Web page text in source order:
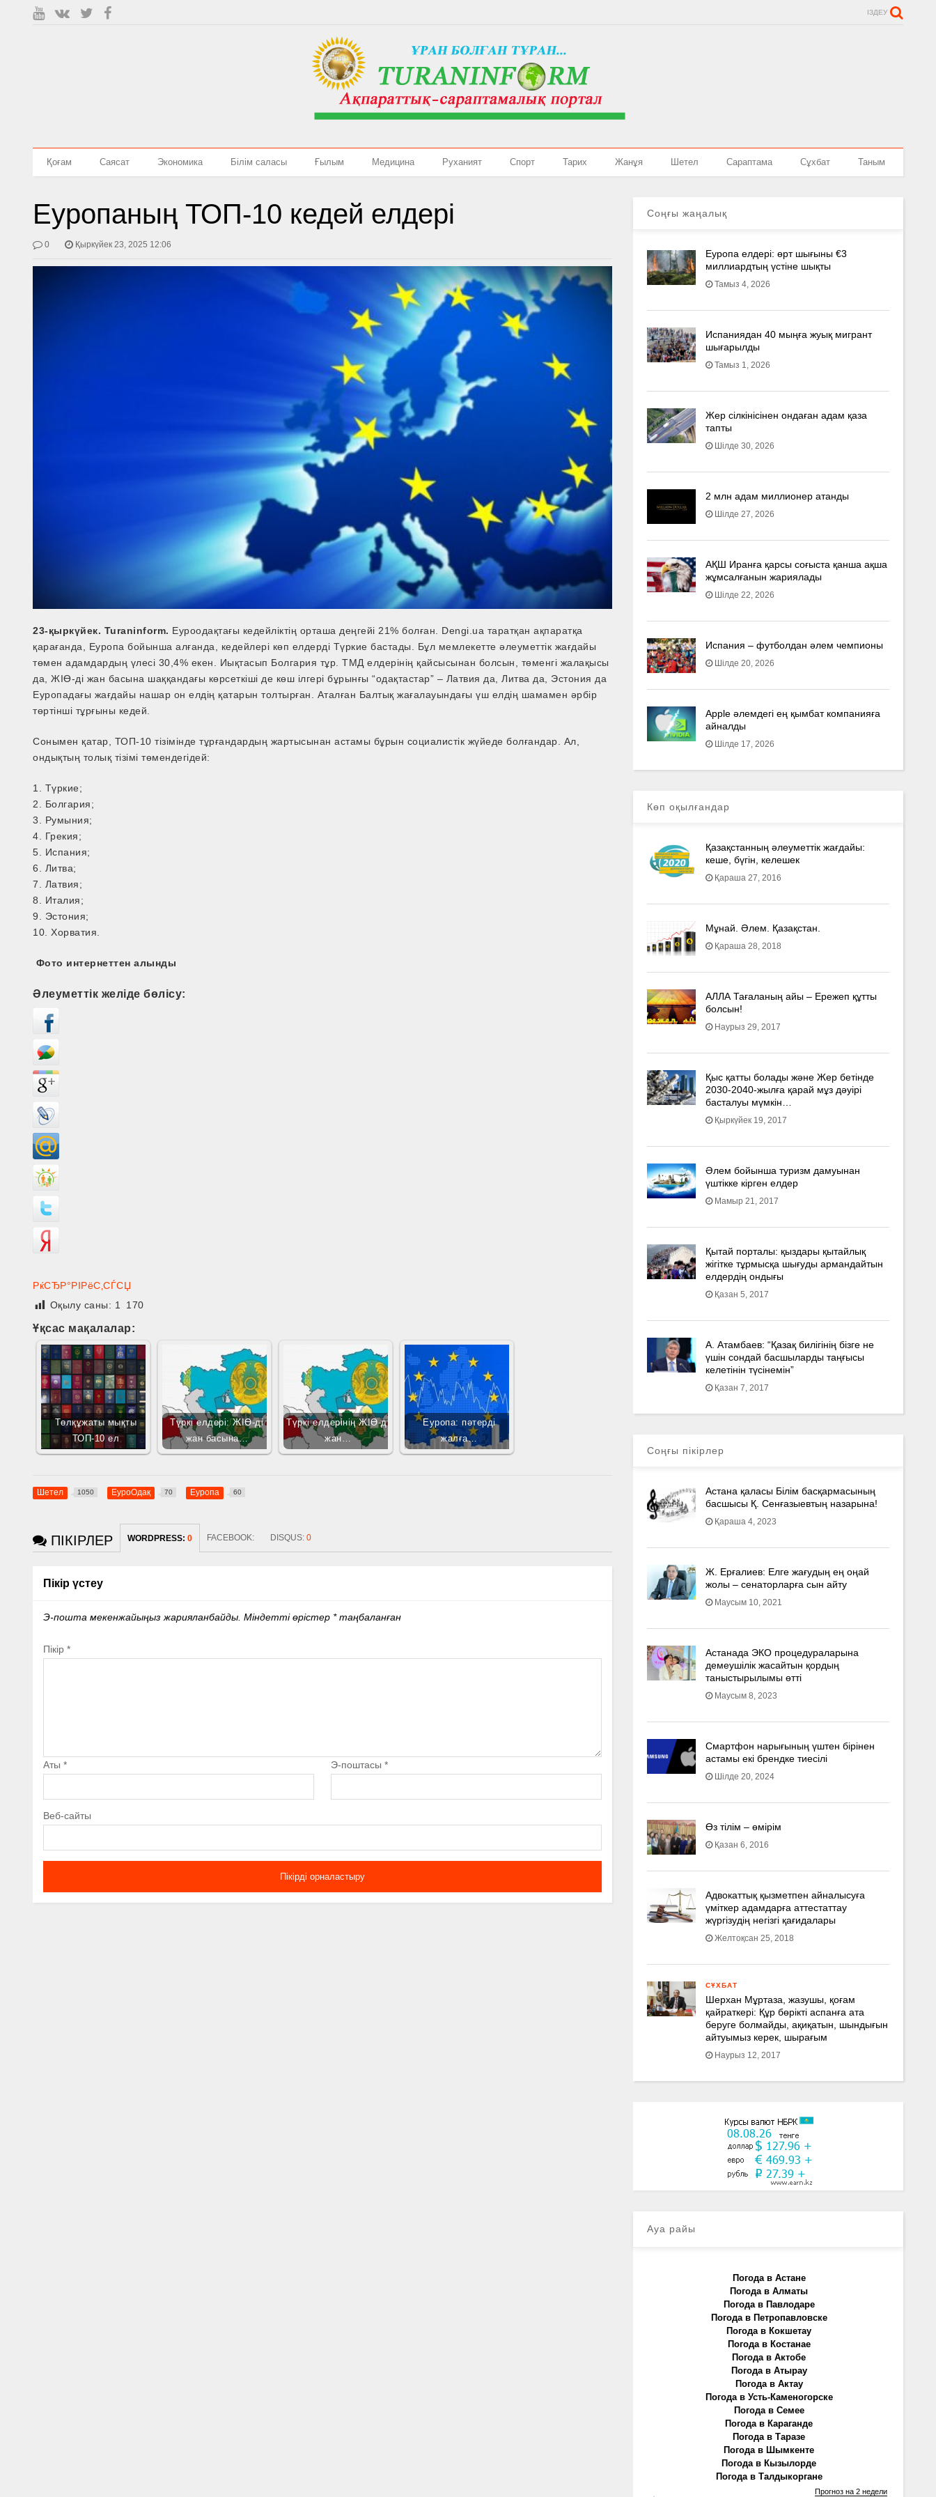
ІЗДЕУ
Қоғам Саясат Экономика Білім саласы Ғылым Медицина Руханият Спорт Тарих Жанұя Шетел Сараптама Сұхбат Таным
Еуропаның ТОП-10 кедей елдері
0 Қыркүйек 23, 2025 12:06
23-қыркүйек. Turaninform. Еуроодақтағы кедейліктің орташа деңгейі 21% болған. Dengi.ua таратқан ақпаратқа
қарағанда, Еуропа бойынша алғанда, кедейлері көп елдерді Түркие бастады. Бұл мемлекетте әлеуметтік жағдайы
төмен адамдардың үлесі 30,4% екен. Иықтасып Болгария тұр. ТМД елдерінің қайсысынан болсын, төменгі жалақысы
да, ЖІӨ-ді жан басына шаққандағы көрсеткіші де көш ілгері бұрынғы “одақтастар” – Латвия да, Литва да, Эстония да
Еуропадағы жағдайы нашар он елдің қатарын толтырған. Аталған Балтық жағалауындағы үш елдің шамамен әрбір
төртінші тұрғыны кедей.
Сонымен қатар, ТОП-10 тізімінде тұрғандардың жартысынан астамы бұрын социалистік жүйеде болғандар. Ал,
ондықтың толық тізімі төмендегідей:
1. Түркие;
2. Болгария;
3. Румыния;
4. Грекия;
5. Испания;
6. Литва;
7. Латвия;
8. Италия;
9. Эстония;
10. Хорватия.
Фото интернеттен алынды
Әлеуметтік желіде бөлісу:
РќСЂР°РІРёС‚СЃСЏ
Оқылу саны: 1 170
Ұқсас мақалалар:
Төлқұжаты мықты
ТОП-10 ел
Түркі елдері: ЖІӨ-ді
жан басына…
Түркі елдерінің ЖІӨ-ді
жан…
Еуропа: пәтерді
жалға…
Шетел 1050 ЕуроОдақ 70 Еуропа 60
ПІКІРЛЕР WORDPRESS:0 FACEBOOK: DISQUS:0
Пікір үстеу
Э-пошта мекенжайыңыз жарияланбайды.Міндетті өрістер *таңбаланған
Пікір*
Аты* Э-поштасы*
Веб-сайты
Соңғы жаңалық
Еуропа елдері: өрт шығыны €3
миллиардтың үстіне шықты
Тамыз 4, 2026
Испаниядан 40 мыңға жуық мигрант
шығарылды
Тамыз 1, 2026
Жер сілкінісінен ондаған адам қаза
тапты
Шілде 30, 2026
2 млн адам миллионер атанды
Шілде 27, 2026
АҚШ Иранға қарсы соғыста қанша ақша
жұмсалғанын жариялады
Шілде 22, 2026
Испания – футболдан әлем чемпионы
Шілде 20, 2026
Apple әлемдегі ең қымбат компанияға
айналды
Шілде 17, 2026
Көп оқылғандар
Қазақстанның әлеуметтік жағдайы:
кеше, бүгін, келешек
Қараша 27, 2016
Мұнай. Әлем. Қазақстан.
Қараша 28, 2018
АЛЛА Тағаланың айы – Ережеп құтты
болсын!
Наурыз 29, 2017
Қыс қатты болады және Жер бетінде
2030-2040­-жылға қарай мұз дәуірі
басталуы мүмкін…
Қыркүйек 19, 2017
Әлем бойынша туризм дамуынан
үштікке кірген елдер
Мамыр 21, 2017
Қытай порталы: қыздары қытайлық
жігітке тұрмысқа шығуды армандайтын
елдердің ондығы
Қазан 5, 2017
А. Атамбаев: “Қазақ билігінің бізге не
үшін сондай басшыларды таңғысы
келетінін түсінемін”
Қазан 7, 2017
Соңғы пікірлер
Астана қаласы Білім басқармасының
басшысы Қ. Сенғазыевтың назарына!
Қараша 4, 2023
Ж. Ерғалиев: Елге жағудың ең оңай
жолы – сенаторларға сын айту
Маусым 10, 2021
Астанада ЭКО процедураларына
демеушілік жасайтын қордың
таныстырылымы өтті
Маусым 8, 2023
Смартфон нарығының үштен бірінен
астамы екі брендке тиесілі
Шілде 20, 2024
Өз тілім – өмірім
Қазан 6, 2016
Адвокаттық қызметпен айналысуға
үмiткер адамдарға аттестаттау
жүргізудің негізгі қағидалары
Желтоқсан 25, 2018
СҰХБАТ
Шерхан Мұртаза, жазушы, қоғам
қайраткері: Құр бөрікті аспанға ата
беруге болмайды, ақиқатын, шындығын
айтуымыз керек, шырағым
Наурыз 12, 2017
Ауа райы
Погода в Астане
Погода в Алматы
Погода в Павлодаре
Погода в Петропавловске
Погода в Кокшетау
Погода в Костанае
Погода в Актобе
Погода в Атырау
Погода в Актау
Погода в Усть-Каменогорске
Погода в Семее
Погода в Караганде
Погода в Таразе
Погода в Шымкенте
Погода в Кызылорде
Погода в Талдыкоргане
Прогноз на 2 недели